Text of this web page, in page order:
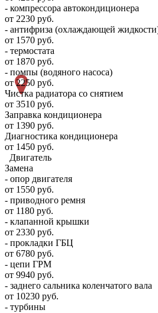
- компрессора автокондиционера
от 2230 руб.
- антифриза (охлаждающей
от 1570 руб.
- термостата
от 1870 руб.
- помпы (водяного насоса)
от 2250 руб.
Чистка радиатора со снятием
от 3510 руб.
Заправка кондиционера
от 1390 руб.
Диагностика кондиционера
от 1450 руб.
Двигатель
Замена
- опор двигателя
от 1550 руб.
- приводного ремня
от 1180 руб.
- клапанной крышки
от 2330 руб.
- прокладки ГБЦ
от 6780 руб.
- цепи ГРМ
от 9940 руб.
- заднего сальника коленчатого вала
от 10230 руб.
- турбины